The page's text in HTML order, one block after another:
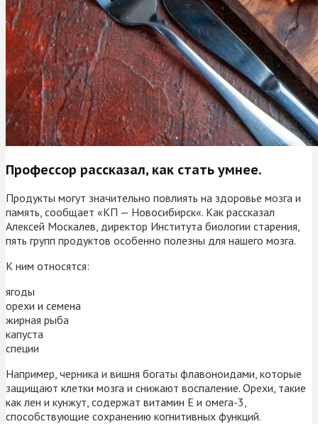
Профессор рассказал, как стать умнее.
Продукты могут значительно повлиять на здоровье мозга и
память, сообщает «КП — Новосибирск«. Как рассказал
Алексей Москалев, директор Института биологии старения,
пять групп продуктов особенно полезны для нашего мозга.
К ним относятся:
ягоды
орехи и семена
жирная рыба
капуста
специи
Например, черника и вишня богаты флавоноидами, которые
защищают клетки мозга и снижают воспаление. Орехи, такие
как лен и кунжут, содержат витамин E и омега-3,
способствующие сохранению когнитивных функций.